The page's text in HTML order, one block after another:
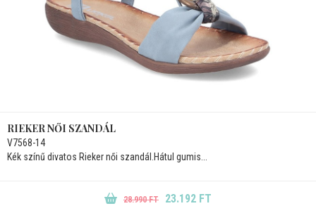
RIEKER NŐI SZANDÁL
V7568-14
Kék színű divatos Rieker női szandál.Hátul gumis...
28.990 FT 23.192 FT